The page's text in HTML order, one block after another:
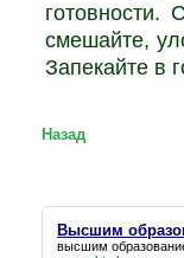
смешайте,
Запекайте в
Назад
Высшим
высшим